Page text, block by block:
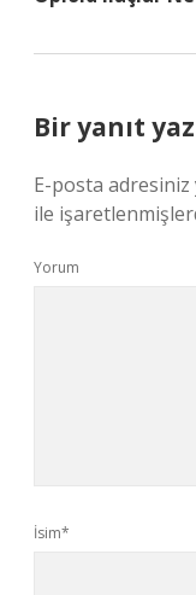
Bir yanıt
E-posta adresiniz
ile
Yorum
İsim*